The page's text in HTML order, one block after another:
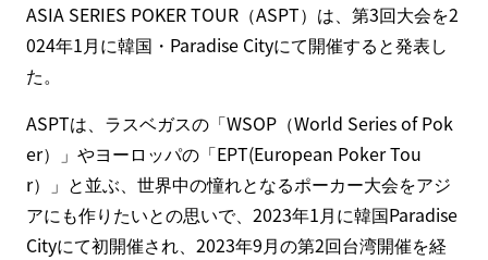
ASIA SERIES POKER TOUR（ASPT）は、第3回大会を2
024年1月に韓国・Paradise Cityにて開催すると発表し
た。
ASPTは、ラスベガスの「WSOP（World Series of Pok
er）」やヨーロッパの「EPT(European Poker Tou
r）」と並ぶ、世界中の憧れとなるポーカー大会をアジ
アにも作りたいとの思いで、2023年1月に韓国Paradise
Cityにて初開催され、2023年9月の第2回台湾開催を経